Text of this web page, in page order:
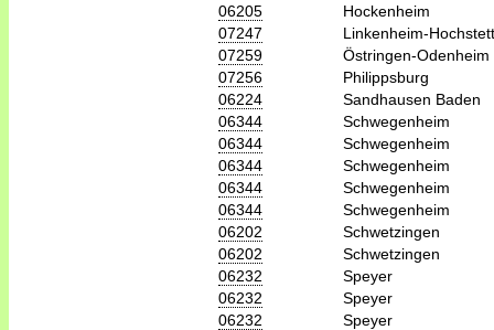
06205
Hockenheim
07247
Linkenheim-
07259
Östringen-Odenheim
07256
Philippsburg
06224
Sandhausen Baden
06344
Schwegenheim
06344
Schwegenheim
06344
Schwegenheim
06344
Schwegenheim
06344
Schwegenheim
06202
Schwetzingen
06202
Schwetzingen
06232
Speyer
06232
Speyer
06232
Speyer